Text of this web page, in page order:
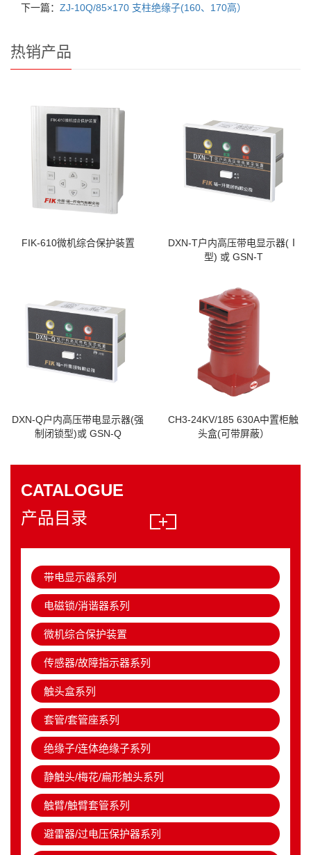
下一篇： ZJ-10Q/85×170 支柱绝缘子(160、170高）
热销产品
FIK-610微机综合保护装置
DXN-T户内高压带电显示器(Ⅰ
型) 或 GSN-T
DXN-Q户内高压带电显示器(强
制闭锁型)或 GSN-Q
CH3-24KV/185 630A中置柜触
头盒(可带屏蔽）
CATALOGUE
产品目录
带电显示器系列
电磁锁/消谐器系列
微机综合保护装置
传感器/故障指示器系列
触头盒系列
套管/套管座系列
绝缘子/连体绝缘子系列
静触头/梅花/扁形触头系列
触臂/触臂套管系列
避雷器/过电压保护器系列